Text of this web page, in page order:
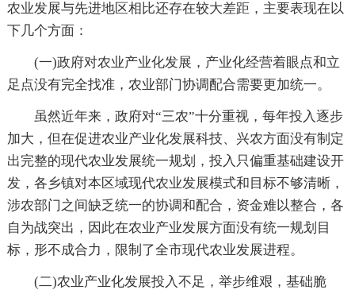
农业发展与先进地区相比还存在较大差距，主要表现在以
下几个方面：
(一)政府对农业产业化发展，产业化经营着眼点和立
足点没有完全找准，农业部门协调配合需要更加统一。
虽然近年来，政府对“三农”十分重视，每年投入逐步
加大，但在促进农业产业化发展科技、兴农方面没有制定
出完整的现代农业发展统一规划，投入只偏重基础建设开
发，各乡镇对本区域现代农业发展模式和目标不够清晰，
涉农部门之间缺乏统一的协调和配合，资金难以整合，各
自为战突出，因此在农业产业发展方面没有统一规划目
标，形不成合力，限制了全市现代农业发展进程。
(二)农业产业化发展投入不足，举步维艰，基础脆